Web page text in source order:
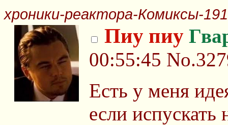
хроники-реактора-Комиксы-
Пиу пиу
00:55:45
Есть у меня
если